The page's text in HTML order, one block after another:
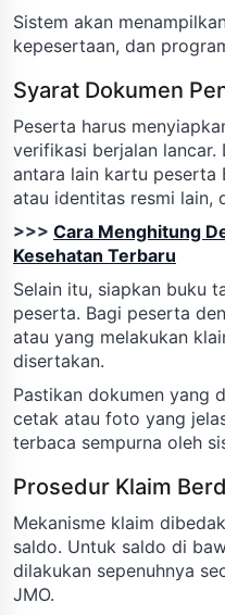
Sistem akan
kepesertaan, dan
Syarat Dokumen
Peserta harus
verifikasi berjalan
antara lain kartu peserta
atau identitas resmi lain,
>>> Cara Menghitung
Kesehatan Terbaru
Selain itu, siapkan buku
peserta. Bagi peserta
atau yang melakukan
disertakan.
Pastikan dokumen yang
cetak atau foto yang
terbaca sempurna oleh
Prosedur Klaim
Mekanisme klaim
saldo. Untuk saldo di
dilakukan sepenuhnya
JMO.